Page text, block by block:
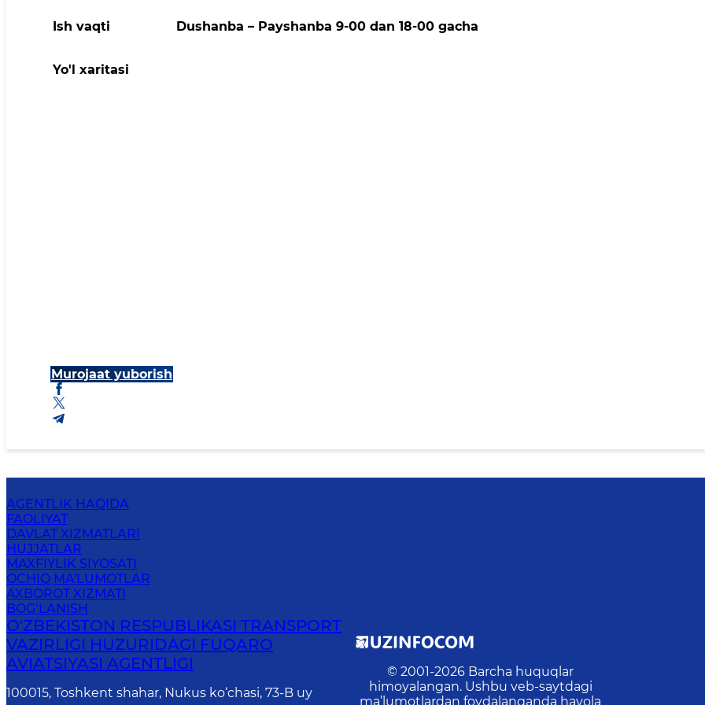
Ish vaqti Dushanba – Payshanba 9-00 dan 18-00 gacha
Yo'l xaritasi
Murojaat yuborish
AGENTLIK HAQIDA
FAOLIYAT
DAVLAT XIZMATLARI
HUJJATLAR
MAXFIYLIK SIYOSATI
OCHIQ MA'LUMOTLAR
AXBOROT XIZMATI
BOG‘LANISH
O'ZBEKISTON RESPUBLIKASI TRANSPORT
VAZIRLIGI HUZURIDAGI FUQARO
AVIATSIYASI AGENTLIGI
100015, Toshkent shahar, Nukus ko‘chasi, 73-B uу
© 2001-2026 Barcha huquqlar
himoyalangan. Ushbu veb-saytdagi
ma’lumotlardan foydalanganda havola